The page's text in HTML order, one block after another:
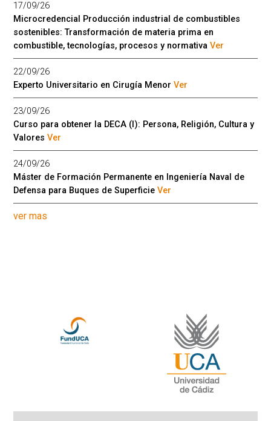
17/09/26
Microcredencial Producción industrial de combustibles
sostenibles: Transformación de materia prima en
combustible, tecnologías, procesos y normativaVer
22/09/26
Experto Universitario en Cirugía MenorVer
23/09/26
Curso para obtener la DECA (I): Persona, Religión, Cultura y
ValoresVer
24/09/26
Máster de Formación Permanente en Ingeniería Naval de
Defensa para Buques de SuperficieVer
ver mas